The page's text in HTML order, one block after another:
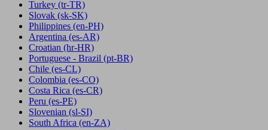
Turkey (tr-TR)
Slovak (sk-SK)
Philippines (en-PH)
Argentina (es-AR)
Croatian (hr-HR)
Portuguese - Brazil (pt-BR)
Chile (es-CL)
Colombia (es-CO)
Costa Rica (es-CR)
Peru (es-PE)
Slovenian (sl-SI)
South Africa (en-ZA)